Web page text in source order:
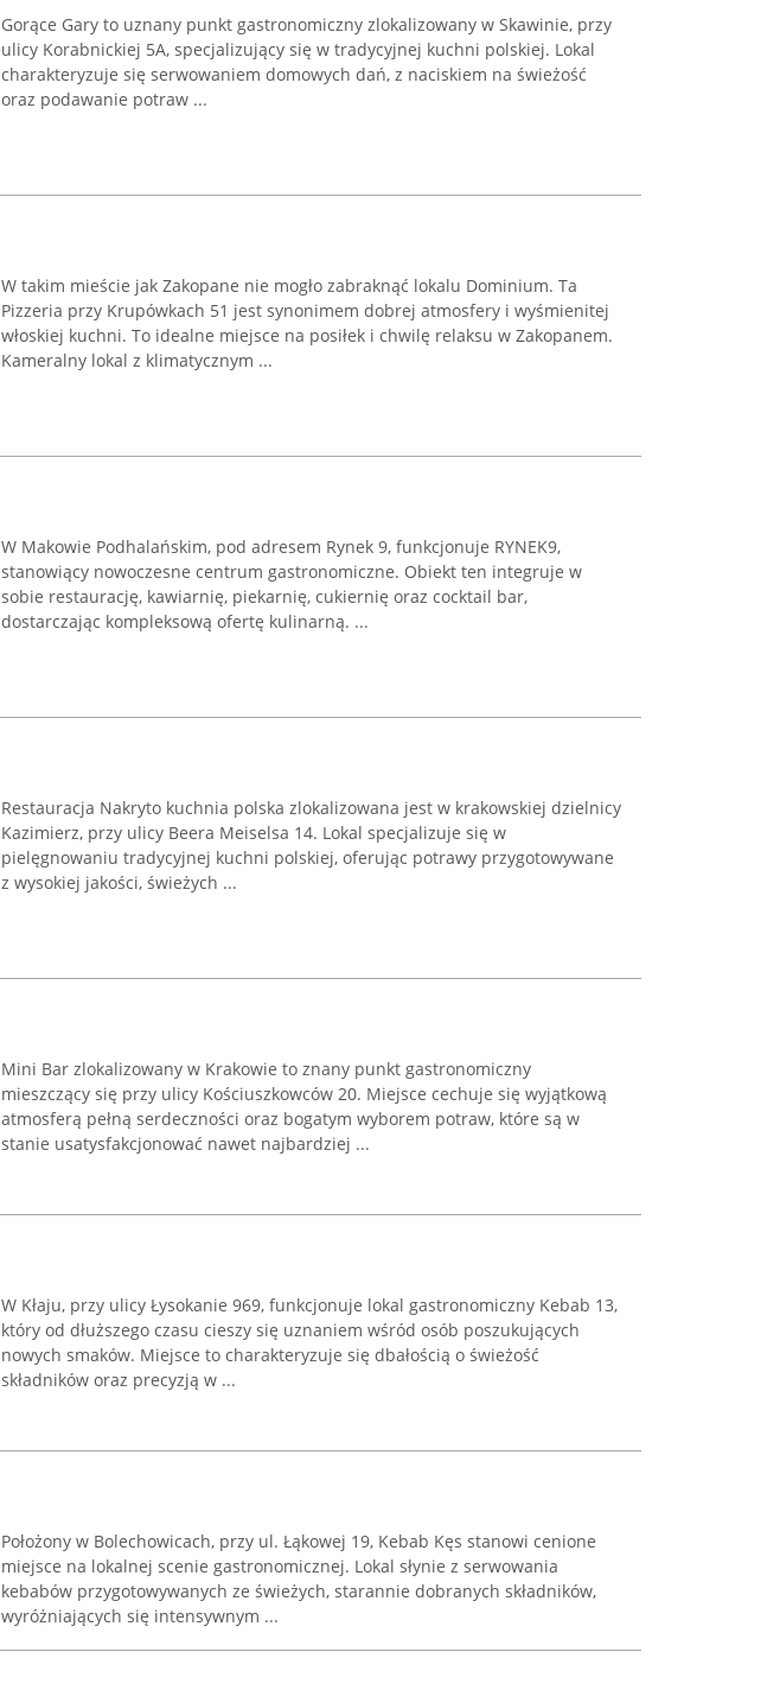
Gorące Gary to uznany punkt gastronomiczny zlokalizowany w Skawinie, przy
ulicy Korabnickiej 5A, specjalizujący się w tradycyjnej kuchni polskiej. Lokal
charakteryzuje się serwowaniem domowych dań, z naciskiem na świeżość
oraz podawanie potraw ...
W takim mieście jak Zakopane nie mogło zabraknąć lokalu Dominium. Ta
Pizzeria przy Krupówkach 51 jest synonimem dobrej atmosfery i wyśmienitej
włoskiej kuchni. To idealne miejsce na posiłek i chwilę relaksu w Zakopanem.
Kameralny lokal z klimatycznym ...
W Makowie Podhalańskim, pod adresem Rynek 9, funkcjonuje RYNEK9,
stanowiący nowoczesne centrum gastronomiczne. Obiekt ten integruje w
sobie restaurację, kawiarnię, piekarnię, cukiernię oraz cocktail bar,
dostarczając kompleksową ofertę kulinarną. ...
Restauracja Nakryto kuchnia polska zlokalizowana jest w krakowskiej dzielnicy
Kazimierz, przy ulicy Beera Meiselsa 14. Lokal specjalizuje się w
pielęgnowaniu tradycyjnej kuchni polskiej, oferując potrawy przygotowywane
z wysokiej jakości, świeżych ...
Mini Bar zlokalizowany w Krakowie to znany punkt gastronomiczny
mieszczący się przy ulicy Kościuszkowców 20. Miejsce cechuje się wyjątkową
atmosferą pełną serdeczności oraz bogatym wyborem potraw, które są w
stanie usatysfakcjonować nawet najbardziej ...
W Kłaju, przy ulicy Łysokanie 969, funkcjonuje lokal gastronomiczny Kebab 13,
który od dłuższego czasu cieszy się uznaniem wśród osób poszukujących
nowych smaków. Miejsce to charakteryzuje się dbałością o świeżość
składników oraz precyzją w ...
Położony w Bolechowicach, przy ul. Łąkowej 19, Kebab Kęs stanowi cenione
miejsce na lokalnej scenie gastronomicznej. Lokal słynie z serwowania
kebabów przygotowywanych ze świeżych, starannie dobranych składników,
wyróżniających się intensywnym ...